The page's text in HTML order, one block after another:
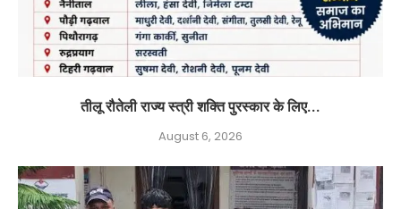
तीलू रौतेली राज्य स्त्री शक्ति पुरस्कार के लिए...
August 6, 2026